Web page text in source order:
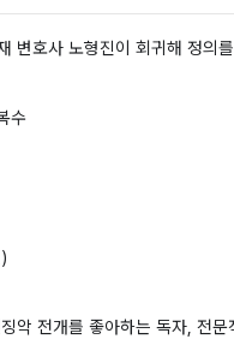
변호사 노형진이 회귀해 정의
수
악 전개를 좋아하는 독자, 전